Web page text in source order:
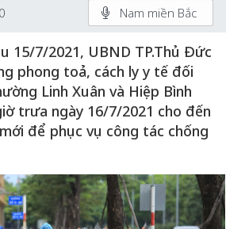
Nam miền Bắc
15/7/2021, UBND TP.Thủ Đức
phong toả, cách ly y tế đối
Linh Xuân và Hiệp Bình
trưa ngày 16/7/2021 cho đến
để phục vụ công tác chống